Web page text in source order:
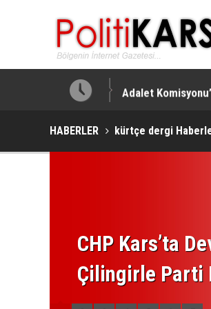
Adalet
HABERLER kürtçe dergi
CHP Kars’ta
Çilingirle Parti